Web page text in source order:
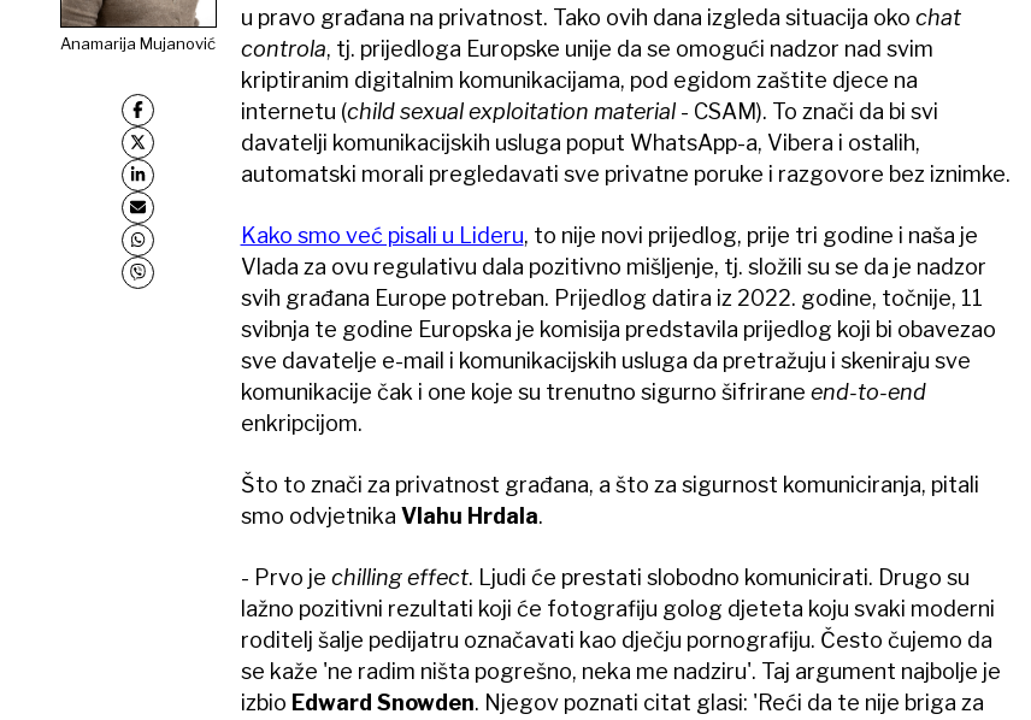
Anamarija Mujanović
u pravo građana na privatnost. Tako ovih dana izgleda situacija oko chat
controla, tj. prijedloga Europske unije da se omogući nadzor nad svim
kriptiranim digitalnim komunikacijama, pod egidom zaštite djece na
internetu (child sexual exploitation material- CSAM). To znači da bi svi
davatelji komunikacijskih usluga poput WhatsApp-a, Vibera i ostalih,
automatski morali pregledavati sve privatne poruke i razgovore bez iznimke.
Kako smo već pisali u Lideru, to nije novi prijedlog, prije tri godine i naša je
Vlada za ovu regulativu dala pozitivno mišljenje, tj. složili su se da je nadzor
svih građana Europe potreban. Prijedlog datira iz 2022. godine, točnije, 11
svibnja te godine Europska je komisija predstavila prijedlog koji bi obavezao
sve davatelje e-mail i komunikacijskih usluga da pretražuju i skeniraju sve
komunikacije čak i one koje su trenutno sigurno šifrirane end-to-end
enkripcijom.
Što to znači za privatnost građana, a što za sigurnost komuniciranja, pitali
smo odvjetnika Vlahu Hrdala.
- Prvo je chilling effect. Ljudi će prestati slobodno komunicirati. Drugo su
lažno pozitivni rezultati koji će fotografiju golog djeteta koju svaki moderni
roditelj šalje pedijatru označavati kao dječju pornografiju. Često čujemo da
se kaže 'ne radim ništa pogrešno, neka me nadziru'. Taj argument najbolje je
izbio Edward Snowden. Njegov poznati citat glasi: 'Reći da te nije briga za